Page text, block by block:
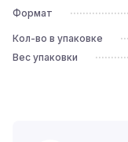
Формат
Кол-во в упаковке
Вес упаковки